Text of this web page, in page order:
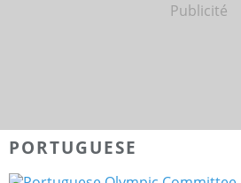
Publicité
PORTUGUESE